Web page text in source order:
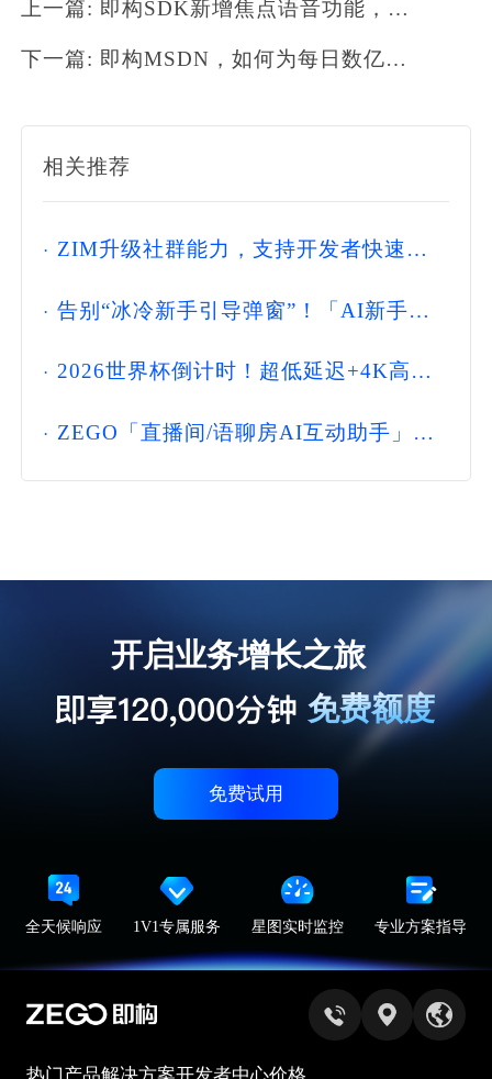
上一篇: 即构SDK新增焦点语音功能，助力“空中课堂”实现更自然的交互
下一篇: 即构MSDN，如何为每日数亿的音视频流规划全球质量最优的线路
相关推荐
· ZIM升级社群能力，支持开发者快速搭
· 告别“冰冷新手引导弹窗”！「AI新手引
· 2026世界杯倒计时！超低延迟+4K高
过绝杀瞬间
· ZEGO「直播间/语聊房AI互动助手」：
开启业务增长之旅
免费额度
免费试用
全天候响应 1V1专属服务 星图实时监控 专业方案指导